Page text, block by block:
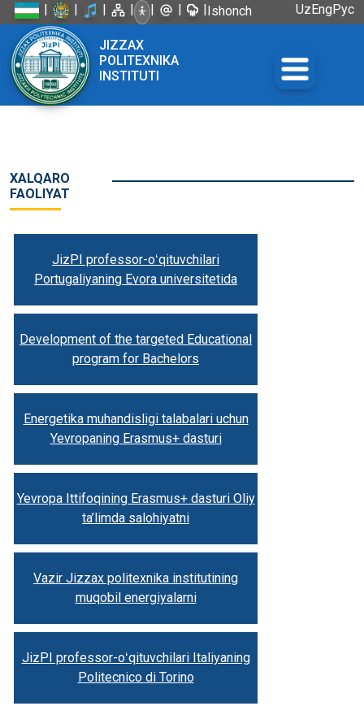
| | | | | | |Ishonch
UzEngРус
JIZZAX
POLITEXNIKA
INSTITUTI
XALQARO
FAOLIYAT
JizPI professor-oʻqituvchilari
Portugaliyaning Evora universitetida
Development of the targeted Educational
program for Bachelors
Energetika muhandisligi talabalari uchun
Yevropaning Erasmus+ dasturi
Yevropa Ittifoqining Erasmus+ dasturi Oliy
ta’limda salohiyatni
Vazir Jizzax politexnika institutining
muqobil energiyalarni
JizPI professor-oʻqituvchilari Italiyaning
Politecnico di Torino